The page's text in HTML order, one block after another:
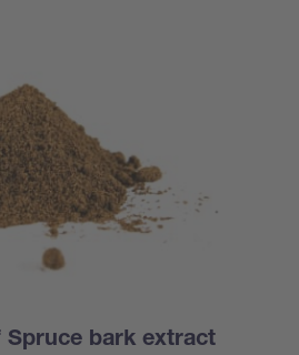
Spruce bark extract